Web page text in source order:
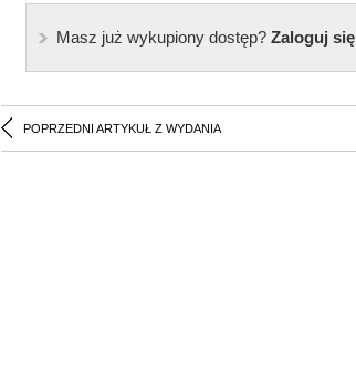
Masz już wykupiony dostęp?Zaloguj się
POPRZEDNI ARTYKUŁ Z WYDANIA